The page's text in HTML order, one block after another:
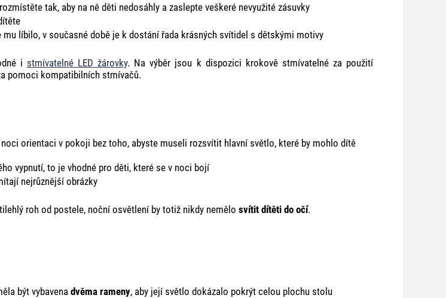
tak, aby na ně děti nedosáhly a zaslepte veškeré nevyužité zásuvky
líbilo, v současné době je k dostání řada krásných svítidel s dětskými motivy
i stmívatelné LED žárovky. Na výběr jsou k dispozici krokově stmívatelné za použití
pomoci kompatibilních stmívačů.
orientaci v pokoji bez toho, abyste museli rozsvítit hlavní světlo, které by mohlo dítě
vypnutí, to je vhodné pro děti, které se v noci bojí
nejrůznější obrázky
roh od postele, noční osvětlení by totiž nikdy nemělo svítit dítěti do očí.
být vybavena dvěma rameny, aby její světlo dokázalo pokrýt celou plochu stolu